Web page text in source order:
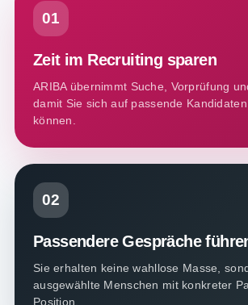
01
Zeit im Recruiting sparen
ARIBA übernimmt Suche, Vorprüfung
damit Sie sich auf passende
können.
02
Passendere Gespräche
Sie erhalten keine wahllose Masse,
ausgewählte Menschen mit konkreter
Position.